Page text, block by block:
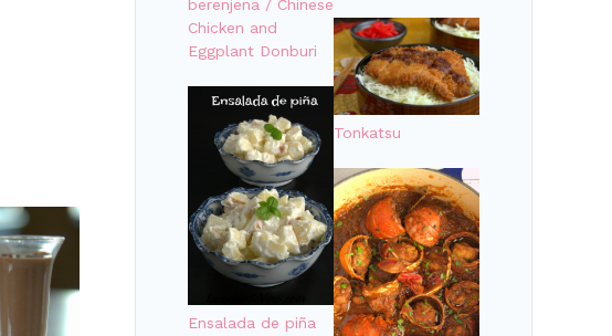
berenjena / Chinese
Chicken and
Eggplant Donburi
Ensalada de piña
Tonkatsu